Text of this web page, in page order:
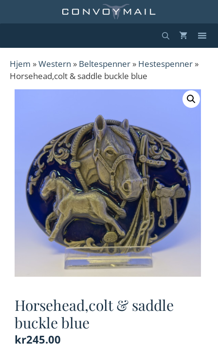
Hjem »Western » Beltespenner » Hestespenner »
Horsehead,colt & saddle buckle blue
Horsehead,colt & saddle
buckle blue
kr245.00